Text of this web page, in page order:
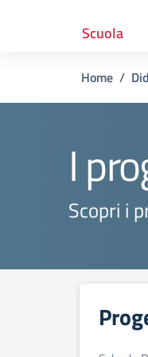
Scuola
Home
I
Scopri i